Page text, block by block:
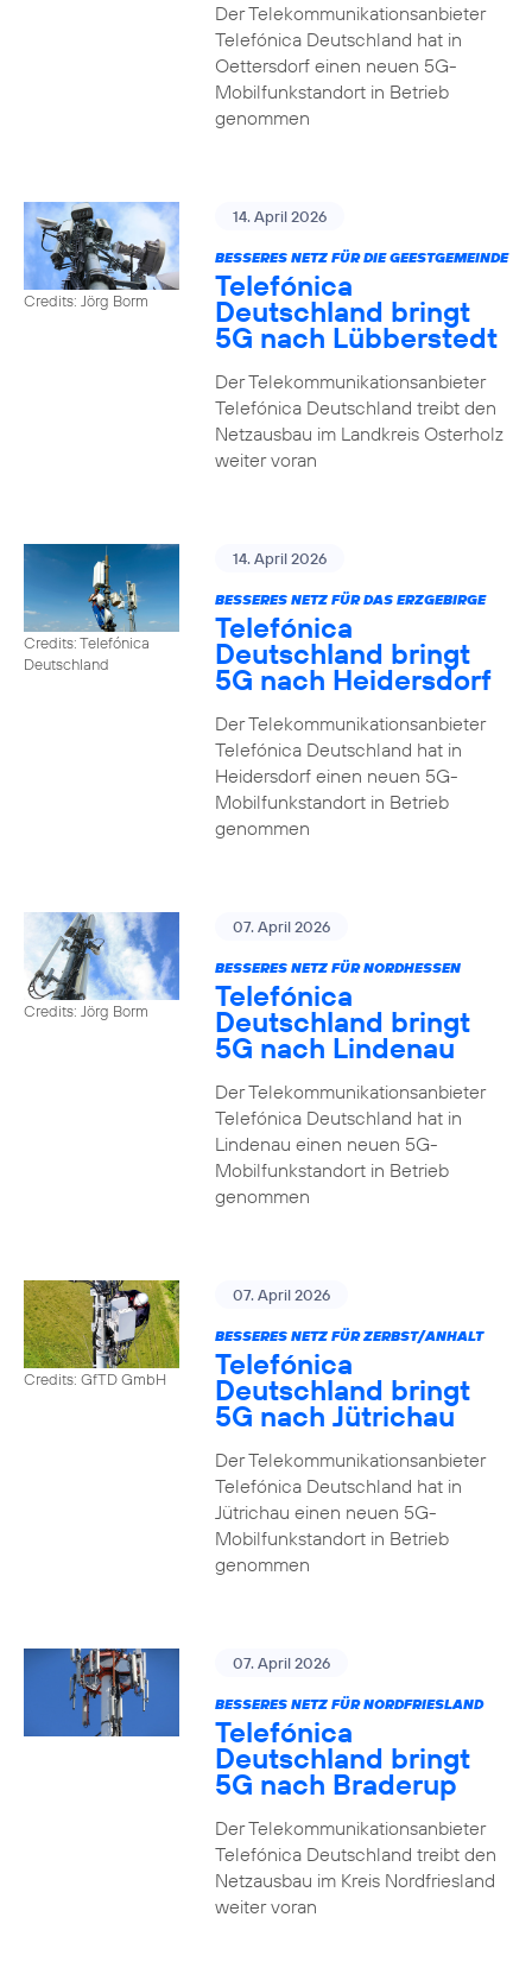
Der Telekommunikationsanbieter
Telefónica Deutschland hat in
Oettersdorf einen neuen 5G-
Mobilfunkstandort in Betrieb
genommen
Credits: Jörg Borm
14. April 2026
BESSERES NETZ FÜR DIE GEESTGEMEINDE
Telefónica
Deutschland bringt
5G nach Lübberstedt
Der Telekommunikationsanbieter
Telefónica Deutschland treibt den
Netzausbau im Landkreis Osterholz
weiter voran
Credits: Telefónica
Deutschland
14. April 2026
BESSERES NETZ FÜR DAS ERZGEBIRGE
Telefónica
Deutschland bringt
5G nach Heidersdorf
Der Telekommunikationsanbieter
Telefónica Deutschland hat in
Heidersdorf einen neuen 5G-
Mobilfunkstandort in Betrieb
genommen
Credits: Jörg Borm
07. April 2026
BESSERES NETZ FÜR NORDHESSEN
Telefónica
Deutschland bringt
5G nach Lindenau
Der Telekommunikationsanbieter
Telefónica Deutschland hat in
Lindenau einen neuen 5G-
Mobilfunkstandort in Betrieb
genommen
Credits: GfTD GmbH
07. April 2026
BESSERES NETZ FÜR ZERBST/ANHALT
Telefónica
Deutschland bringt
5G nach Jütrichau
Der Telekommunikationsanbieter
Telefónica Deutschland hat in
Jütrichau einen neuen 5G-
Mobilfunkstandort in Betrieb
genommen
07. April 2026
BESSERES NETZ FÜR NORDFRIESLAND
Telefónica
Deutschland bringt
5G nach Braderup
Der Telekommunikationsanbieter
Telefónica Deutschland treibt den
Netzausbau im Kreis Nordfriesland
weiter voran